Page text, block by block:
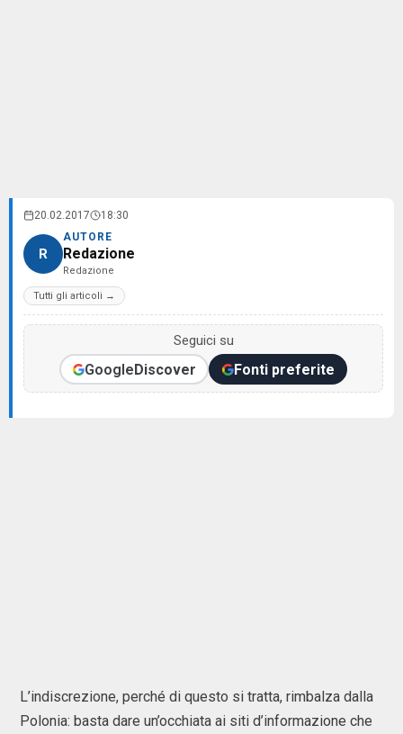
20.02.2017 18:30
R
AUTORE
Redazione
Redazione
Tutti gli articoli →
Seguici su
GoogleDiscover Fonti preferite
L’indiscrezione, perché di questo si tratta, rimbalza dalla
Polonia: basta dare un’occhiata ai siti d’informazione che